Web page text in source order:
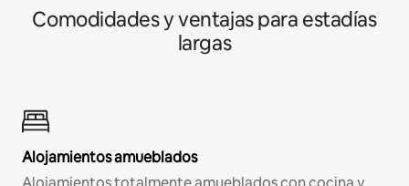
Comodidades y ventajas para estadías
largas
Alojamientos amueblados